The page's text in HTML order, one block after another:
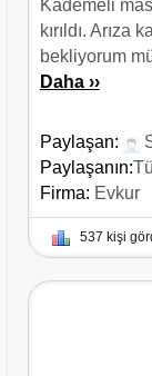
Kademeli
kırıldı. Arıza
bekliyorum
Daha ››
Paylaşan:
Paylaşanın:
Firma: Evkur
537 kişi